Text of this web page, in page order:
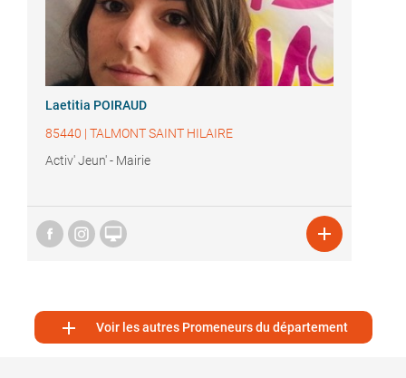
Laetitia POIRAUD
85440 | TALMONT SAINT HILAIRE
Activ' Jeun' - Mairie
 
 Voir les autres Promeneurs du département